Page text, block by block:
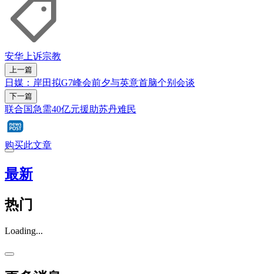
安华上诉宗教
上一篇
日媒：岸田拟G7峰会前夕与英意首脑个别会谈
下一篇
联合国急需40亿元援助苏丹难民
购买此文章
最新
热门
Loading...